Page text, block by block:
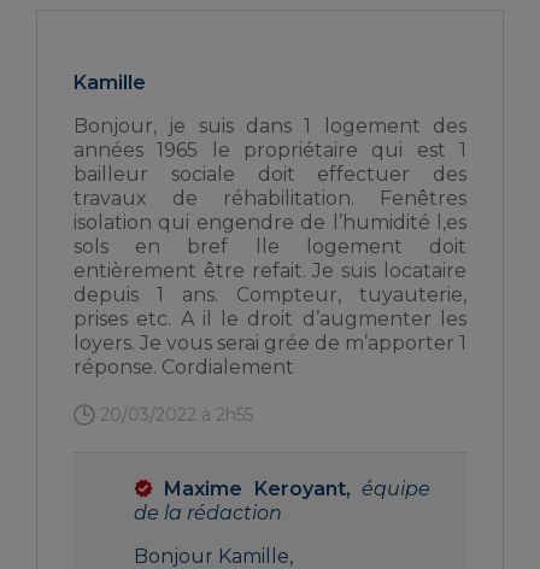
Kamille
Bonjour, je suis dans 1 logement des
années 1965 le propriétaire qui est 1
bailleur sociale doit effectuer des
travaux de réhabilitation. Fenêtres
isolation qui engendre de l’humidité l,es
sols en bref lle logement doit
entièrement être refait. Je suis locataire
depuis 1 ans. Compteur, tuyauterie,
prises etc. A il le droit d’augmenter les
loyers. Je vous serai grée de m’apporter 1
réponse. Cordialement
20/03/2022 à 2h55
Maxime Keroyant, équipe
de la rédaction
Bonjour Kamille,